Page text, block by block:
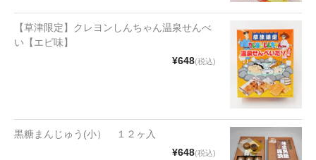
その他
文具・雑貨
タオルほか
【草津限定】クレヨンしんちゃん温泉せんべ
い【エビ味】
¥648(税込)
黒糖まんじゅう(小） １２ヶ入
¥648(税込)